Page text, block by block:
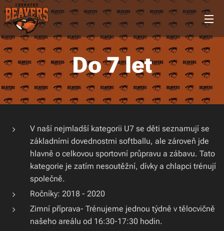
Do 7 let
V naší nejmladší kategorii U7 se děti seznamují se
základními dovednostmi softballu, ale zároveň jde
hlavně o celkovou sportovní průpravu a zábavu. Tato
kategorie je zatím nesoutěžní, dívky a chlapci trénují
společně.
Ročníky: 2018 - 2020
Zimní příprava- Trénujeme jednou týdně v tělocvičně
našeho areálu od 16:30-17:30 hodin.